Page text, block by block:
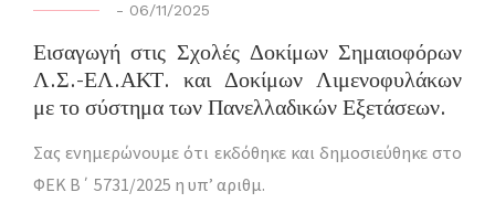
- 06/11/2025
Εισαγωγή στις Σχολές Δοκίμων Σημαιοφόρων
Λ.Σ.-ΕΛ.ΑΚΤ. και Δοκίμων Λιμενοφυλάκων
με το σύστημα των Πανελλαδικών Εξετάσεων.
Σας ενημερώνουμε ότι εκδόθηκε και δημοσιεύθηκε στο
ΦΕΚ Β΄ 5731/2025 η υπ’ αριθμ.